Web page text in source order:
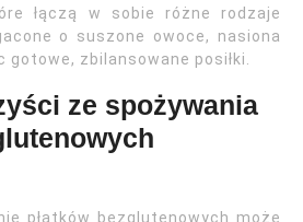
łączą w sobie różne rodzaje
o suszone owoce, nasiona
zbilansowane posiłki.
ze spożywania
płatków bezglutenowych może